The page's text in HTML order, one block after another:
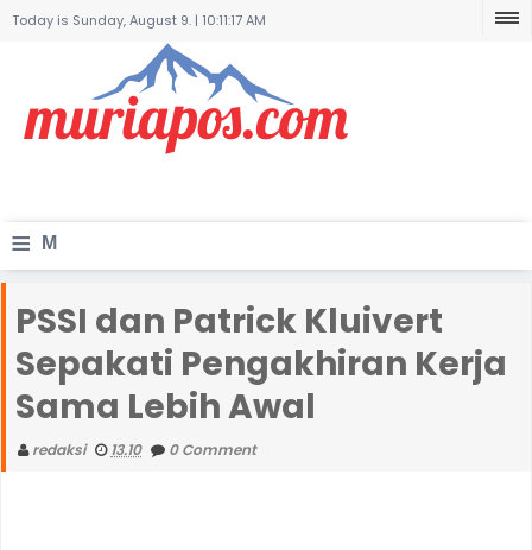
Today is Sunday, August 9. | 10:11:17 AM
≡ M
n
u
PSSI dan Patrick Kluivert
Sepakati Pengakhiran Kerja
Sama Lebih Awal
redaksi 13.10 0 Comment